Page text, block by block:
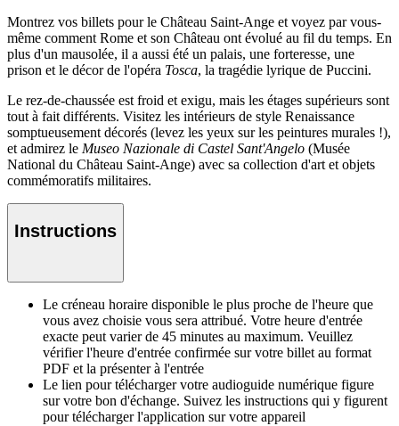
Montrez vos billets pour le Château Saint-Ange et voyez par vous-
même comment Rome et son Château ont évolué au fil du temps. En
plus d'un mausolée, il a aussi été un palais, une forteresse, une
prison et le décor de l'opéra Tosca, la tragédie lyrique de Puccini.
Le rez-de-chaussée est froid et exigu, mais les étages supérieurs sont
tout à fait différents. Visitez les intérieurs de style Renaissance
somptueusement décorés (levez les yeux sur les peintures murales !),
et admirez le Museo Nazionale di Castel Sant'Angelo (Musée
National du Château Saint-Ange) avec sa collection d'art et objets
commémoratifs militaires.
Instructions
Le créneau horaire disponible le plus proche de l'heure que
vous avez choisie vous sera attribué. Votre heure d'entrée
exacte peut varier de 45 minutes au maximum. Veuillez
vérifier l'heure d'entrée confirmée sur votre billet au format
PDF et la présenter à l'entrée
Le lien pour télécharger votre audioguide numérique figure
sur votre bon d'échange. Suivez les instructions qui y figurent
pour télécharger l'application sur votre appareil